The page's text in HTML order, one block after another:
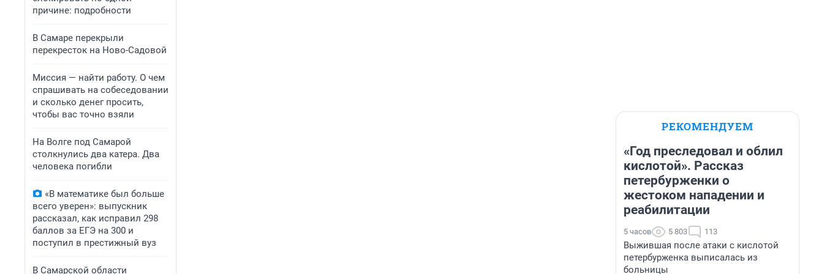
причине: подробности
В Самаре перекрыли
перекресток на Ново-Садовой
Миссия — найти работу. О чем
спрашивать на собеседовании
и сколько денег просить,
чтобы вас точно взяли
На Волге под Самарой
столкнулись два катера. Два
человека погибли
«В математике был больше
всего уверен»: выпускник
рассказал, как исправил 298
баллов за ЕГЭ на 300 и
поступил в престижный вуз
В Самарской области
РЕКОМЕНДУЕМ
«Год преследовал и облил
кислотой». Рассказ
петербурженки о
жестоком нападении и
реабилитации
5 часов 5 803 113
Выжившая после атаки с кислотой
петербурженка выписалась из
больницы